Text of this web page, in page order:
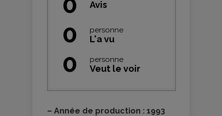
Avis
0 personne
L'a vu
0 personne
Veut le voir
– Année de production : 1993